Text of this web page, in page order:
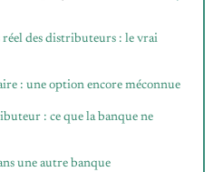
des distributeurs : le vrai
: une option encore méconnue
: ce que la banque ne
une autre banque